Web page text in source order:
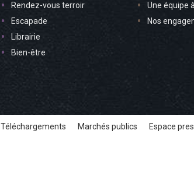
Rendez-vous terroir
Escapade
Librairie
Bien-être
Une équipe
Nos
Téléchargements Marchés publics Espace